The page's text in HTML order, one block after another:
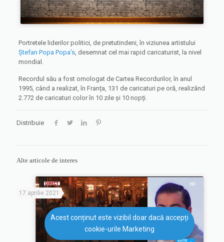
Portretele liderilor politici, de pretutindeni, în viziunea artistului
Ștefan Popa Popa’s, desemnat cel mai rapid caricaturist, la nivel
mondial.
Recordul său a fost omologat de Cartea Recordurilor, în anul
1995, când a realizat, în Franța, 131 de caricaturi pe oră, realizând
2.772 de caricaturi color în 10 zile și 10 nopți.
Distribuie
Alte articole de interes
Acest conținut este vizibil doar dacă accepți
cookie-urile Marketing
17 aprilie 2021